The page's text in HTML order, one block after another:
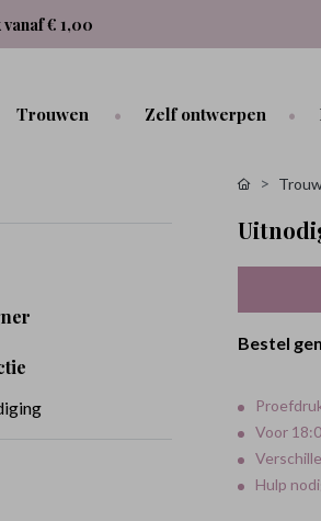
€ 1,00
Trouwen Zelf ontwerpen
Bestel
Voor
Hulp